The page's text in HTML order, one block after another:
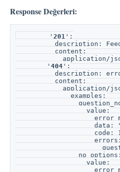
Response Değerleri:
        '
201':
description:
          content:
application/
        '
404':
description:
          content:
application/
              examples:
                  value:
data:
code:
                    errors:
                no_options:
                  value: